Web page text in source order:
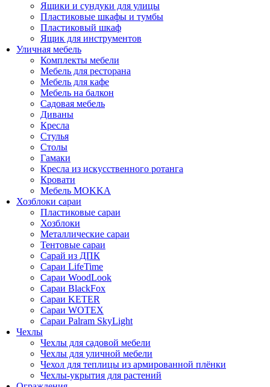
Ящики и сундуки для улицы
Пластиковые шкафы и тумбы
Пластиковый шкаф
Ящик для инструментов
Уличная мебель
Комплекты мебели
Мебель для ресторана
Мебель для кафе
Мебель на балкон
Садовая мебель
Диваны
Кресла
Стулья
Столы
Гамаки
Кресла из искусственного ротанга
Кровати
Мебель MOKKA
Хозблоки сараи
Пластиковые сараи
Хозблоки
Металлические сараи
Тентовые сараи
Сарай из ДПК
Cараи LifeTime
Cараи WoodLook
Сараи BlackFox
Сараи KETER
Сараи WOTEX
Сараи Palram SkyLight
Чехлы
Чехлы для садовой мебели
Чехлы для уличной мебели
Чехол для теплицы из армированной плёнки
Чехлы-укрытия для растений